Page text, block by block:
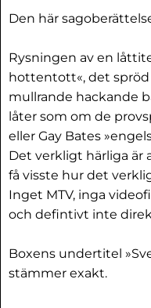
Den här
Rysningen av en
hottentott«, det
mullrande hackande
låter som om de
eller Gay Bates
Det verkligt härliga är
få visste hur det
Inget MTV, inga
och defintivt inte
Boxens undertitel
stämmer exakt.